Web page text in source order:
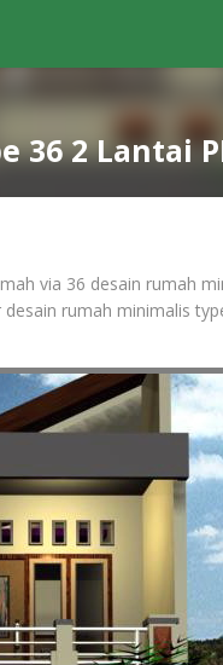
36 2 Lantai
via 36 desain rumah
rumah minimalis